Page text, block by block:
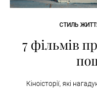
СТИЛЬ
7 фільмів
Кіноісторії, які